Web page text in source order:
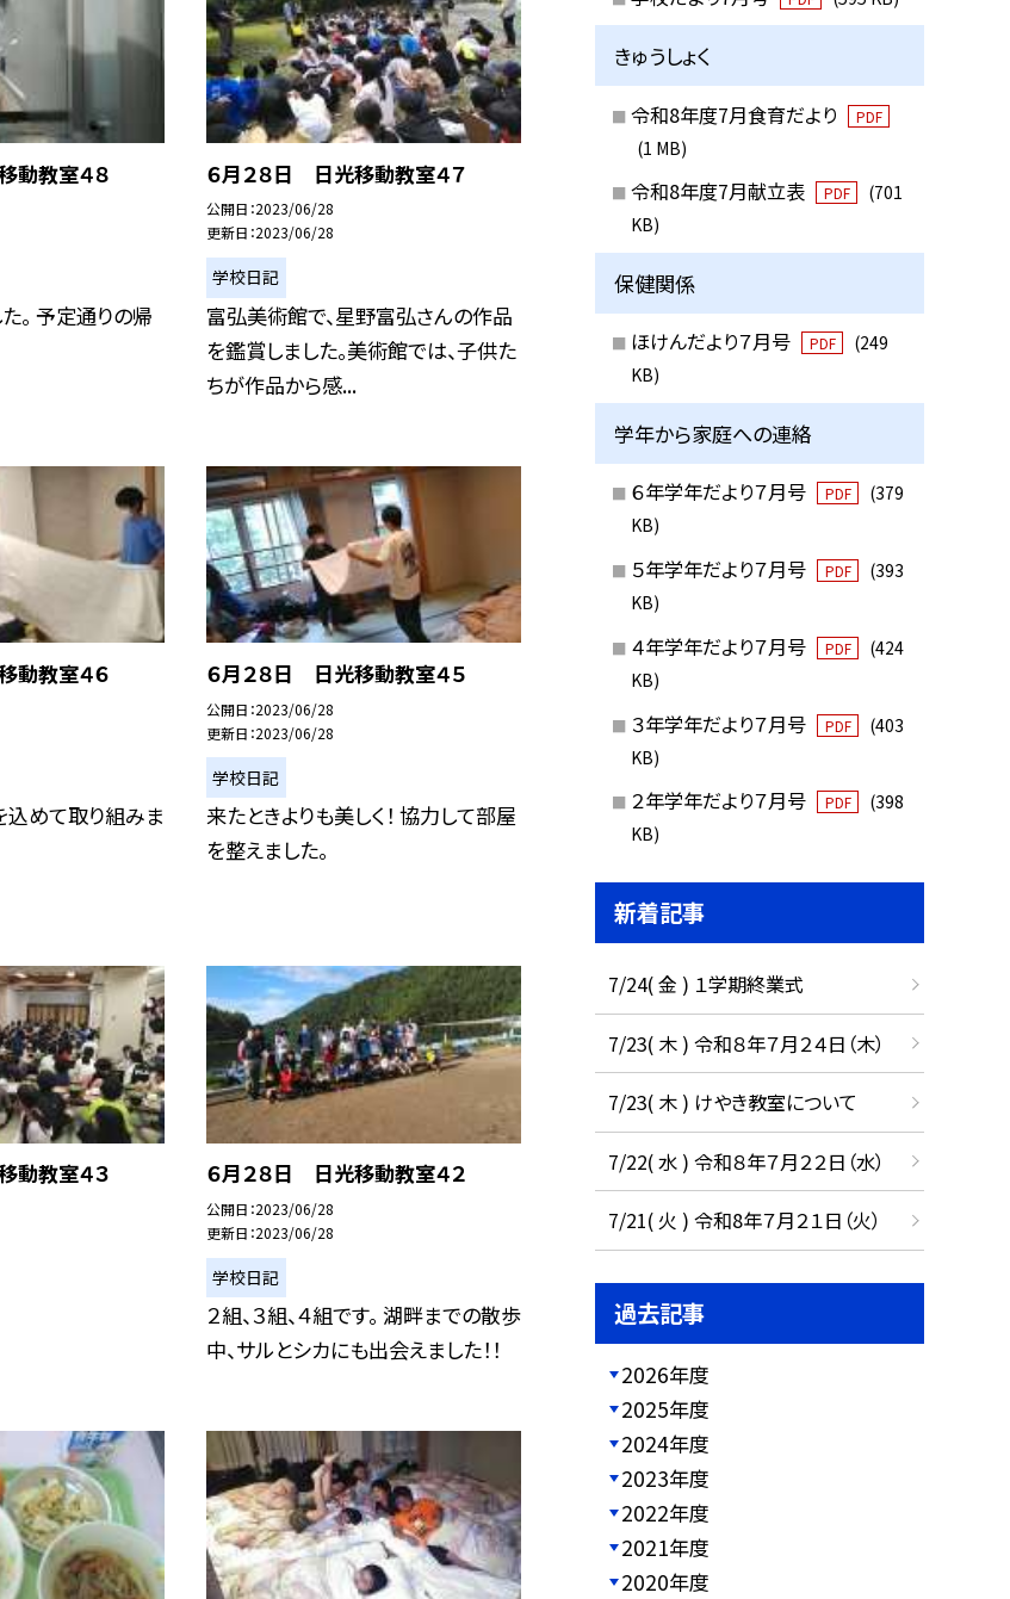
動教室４８
。 予定通りの帰
６月２８日 日光移動教室４７
公開日 2023/06/28
更新日 2023/06/28
学校日記
富弘美術館で、星野富弘さんの作品
を鑑賞しました。美術館では、子供た
ちが作品から感...
動教室４６
めて取り組みま
６月２８日 日光移動教室４５
公開日 2023/06/28
更新日 2023/06/28
学校日記
来たときよりも美しく！ 協力して部屋
を整えました。
動教室４３ ６月２８日 日光移動教室４２
公開日 2023/06/28
更新日 2023/06/28
学校日記
２組、３組、４組です。 湖畔までの散歩
中、サルとシカにも出会えました！！
きゅうしょく
令和8年度7月食育だより PDF
(1 MB)
令和8年度7月献立表 PDF
(701
KB)
保健関係
ほけんだより７月号 PDF
(249
KB)
学年から家庭への連絡
６年学年だより７月号 PDF
(379
KB)
５年学年だより７月号 PDF
(393
KB)
４年学年だより７月号 PDF
(424
KB)
３年学年だより７月号 PDF
(403
KB)
２年学年だより７月号 PDF
(398
KB)
新着記事
7/24( 金 ) １学期終業式
7/23( 木 ) 令和８年７月２４日（木）
7/23( 木 ) けやき教室について
7/22( 水 ) 令和８年７月２２日（水）
7/21( 火 ) 令和8年７月２１日（火）
過去記事
2026年度
2025年度
2024年度
2023年度
2022年度
2021年度
2020年度